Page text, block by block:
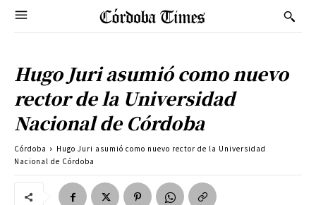
Hugo Juri asumió como nuevo
rector de la Universidad
Nacional de Córdoba
Córdoba
Hugo Juri asumió como nuevo rector de la Universidad
Nacional de Córdoba